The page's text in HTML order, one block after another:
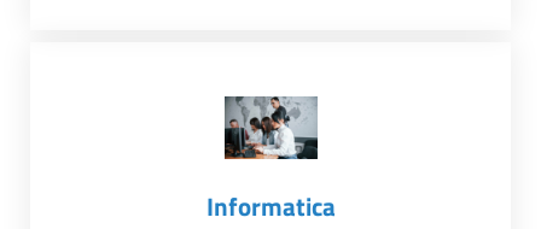
Informatica